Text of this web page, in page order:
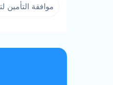
موافقة التأمين